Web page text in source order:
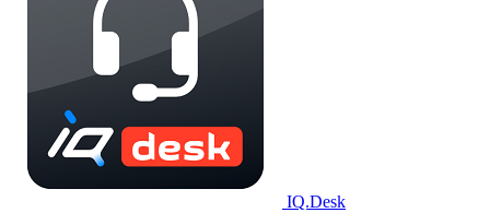
IQ.Desk